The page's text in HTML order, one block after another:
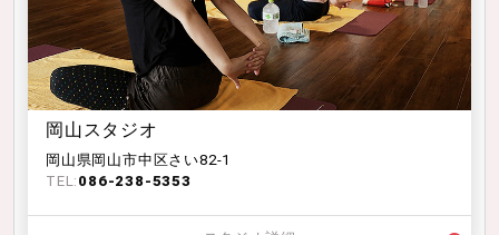
岡山スタジオ
岡山県岡山市中区さい82-1
TEL: 086-238-5353